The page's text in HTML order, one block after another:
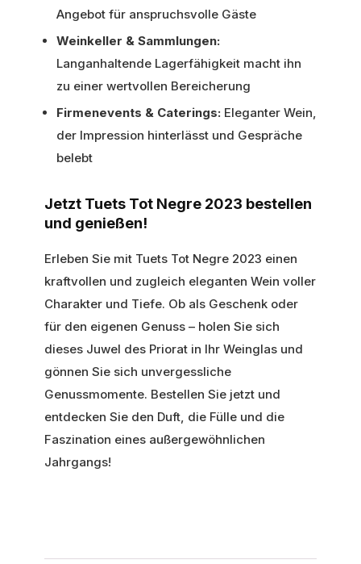
Angebot für anspruchsvolle Gäste
Weinkeller & Sammlungen:
Langanhaltende Lagerfähigkeit macht ihn
zu einer wertvollen Bereicherung
Firmenevents & Caterings: Eleganter Wein,
der Impression hinterlässt und Gespräche
belebt
Jetzt Tuets Tot Negre 2023 bestellen
und genießen!
Erleben Sie mit Tuets Tot Negre 2023 einen
kraftvollen und zugleich eleganten Wein voller
Charakter und Tiefe. Ob als Geschenk oder
für den eigenen Genuss – holen Sie sich
dieses Juwel des Priorat in Ihr Weinglas und
gönnen Sie sich unvergessliche
Genussmomente. Bestellen Sie jetzt und
entdecken Sie den Duft, die Fülle und die
Faszination eines außergewöhnlichen
Jahrgangs!